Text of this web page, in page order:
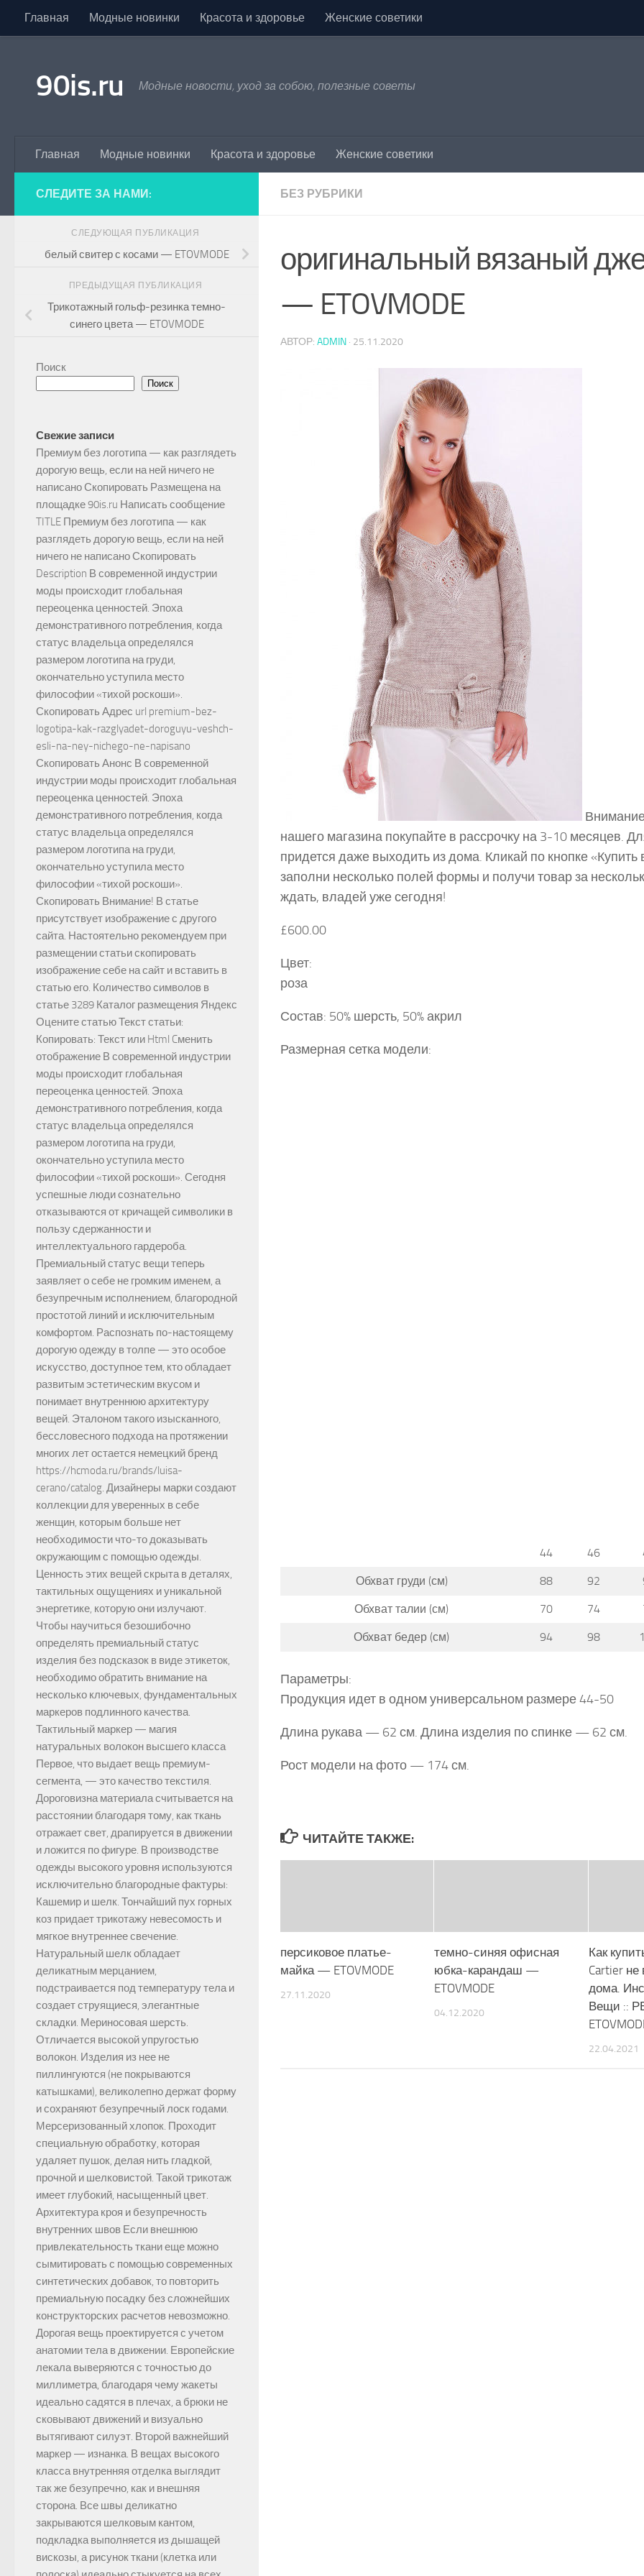
Skip to content
Главная Модные новинки Красота и здоровье Женские советики
90is.ru Модные новости, уход за собою, полезные советы
Главная Модные новинки Красота и здоровье Женские советики
БЕЗ РУБРИКИ
оригинальный вязаный
— ETOVMODE
АВТОР: ADMIN · 25.11.2020
нашего магазина покупайте в рассрочку на 3-10 месяцев.
придется даже выходить из дома. Кликай по кнопке «Купить
заполни несколько полей формы и получи товар за
ждать, владей уже сегодня!
£600.00
Цвет:
роза
Состав: 50% шерсть, 50% акрил
Размерная сетка модели:
44 46
Обхват груди (см) 88 92
Обхват талии (см) 70 74
Обхват бедер (см) 94 98
Параметры:
Продукция идет в одном универсальном размере 44-50
Длина рукава — 62 см. Длина изделия по спинке — 62 см.
Рост модели на фото — 174 см.
ЧИТАЙТЕ ТАКЖЕ:
персиковое платье-
майка — ETOVMODE
27.11.2020
темно-синяя офисная
юбка-карандаш —
ETOVMODE
04.12.2020
Как
Cartier не
дома.
Вещи ::
22.04.2021
СЛЕДИТЕ ЗА НАМИ:
СЛЕДУЮЩАЯ ПУБЛИКАЦИЯ
белый свитер с косами — ETOVMODE
ПРЕДЫДУЩАЯ ПУБЛИКАЦИЯ
Трикотажный гольф-резинка темно-
синего цвета — ETOVMODE
Поиск
Поиск
Свежие записи
Премиум без логотипа — как разглядеть
дорогую вещь, если на ней ничего не
написано Скопировать Размещена на
площадке 90is.ru Написать сообщение
TITLE Премиум без логотипа — как
разглядеть дорогую вещь, если на ней
ничего не написано Скопировать
Description В современной индустрии
моды происходит глобальная
переоценка ценностей. Эпоха
демонстративного потребления, когда
статус владельца определялся
размером логотипа на груди,
окончательно уступила место
философии «тихой роскоши».
Скопировать Адрес url premium-bez-
logotipa-kak-razglyadet-doroguyu-veshch-
esli-na-ney-nichego-ne-napisano
Скопировать Анонс В современной
индустрии моды происходит глобальная
переоценка ценностей. Эпоха
демонстративного потребления, когда
статус владельца определялся
размером логотипа на груди,
окончательно уступила место
философии «тихой роскоши».
Скопировать Внимание! В статье
присутствует изображение с другого
сайта. Настоятельно рекомендуем при
размещении статьи скопировать
изображение себе на сайт и вставить в
статью его. Количество символов в
статье 3289 Каталог размещения Яндекс
Оцените статью Текст статьи:
Копировать: Текст или Html Cменить
отображение В современной индустрии
моды происходит глобальная
переоценка ценностей. Эпоха
демонстративного потребления, когда
статус владельца определялся
размером логотипа на груди,
окончательно уступила место
философии «тихой роскоши». Сегодня
успешные люди сознательно
отказываются от кричащей символики в
пользу сдержанности и
интеллектуального гардероба.
Премиальный статус вещи теперь
заявляет о себе не громким именем, а
безупречным исполнением, благородной
простотой линий и исключительным
комфортом. Распознать по-настоящему
дорогую одежду в толпе — это особое
искусство, доступное тем, кто обладает
развитым эстетическим вкусом и
понимает внутреннюю архитектуру
вещей. Эталоном такого изысканного,
бессловесного подхода на протяжении
многих лет остается немецкий бренд
https://hcmoda.ru/brands/luisa-
cerano/catalog. Дизайнеры марки создают
коллекции для уверенных в себе
женщин, которым больше нет
необходимости что-то доказывать
окружающим с помощью одежды.
Ценность этих вещей скрыта в деталях,
тактильных ощущениях и уникальной
энергетике, которую они излучают.
Чтобы научиться безошибочно
определять премиальный статус
изделия без подсказок в виде этикеток,
необходимо обратить внимание на
несколько ключевых, фундаментальных
маркеров подлинного качества.
Тактильный маркер — магия
натуральных волокон высшего класса
Первое, что выдает вещь премиум-
сегмента, — это качество текстиля.
Дороговизна материала считывается на
расстоянии благодаря тому, как ткань
отражает свет, драпируется в движении
и ложится по фигуре. В производстве
одежды высокого уровня используются
исключительно благородные фактуры:
Кашемир и шелк. Тончайший пух горных
коз придает трикотажу невесомость и
мягкое внутреннее свечение.
Натуральный шелк обладает
деликатным мерцанием,
подстраивается под температуру тела и
создает струящиеся, элегантные
складки. Мериносовая шерсть.
Отличается высокой упругостью
волокон. Изделия из нее не
пиллингуются (не покрываются
катышками), великолепно держат форму
и сохраняют безупречный лоск годами.
Мерсеризованный хлопок. Проходит
специальную обработку, которая
удаляет пушок, делая нить гладкой,
прочной и шелковистой. Такой трикотаж
имеет глубокий, насыщенный цвет.
Архитектура кроя и безупречность
внутренних швов Если внешнюю
привлекательность ткани еще можно
сымитировать с помощью современных
синтетических добавок, то повторить
премиальную посадку без сложнейших
конструкторских расчетов невозможно.
Дорогая вещь проектируется с учетом
анатомии тела в движении. Европейские
лекала выверяются с точностью до
миллиметра, благодаря чему жакеты
идеально садятся в плечах, а брюки не
сковывают движений и визуально
вытягивают силуэт. Второй важнейший
маркер — изнанка. В вещах высокого
класса внутренняя отделка выглядит
так же безупречно, как и внешняя
сторона. Все швы деликатно
закрываются шелковым кантом,
подкладка выполняется из дышащей
вискозы, а рисунок ткани (клетка или